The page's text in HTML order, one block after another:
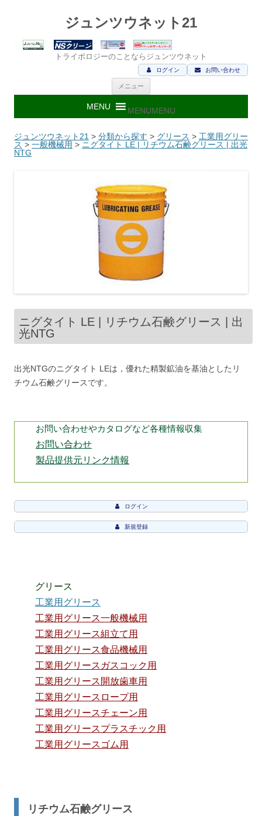
ジュンツウネット21
トライボロジーのことならジュンツウネット
お問い合わせ
ログイン
メニュー
ン
ツ
キ
ッ
MENUMENU
ジュンツウネット21 > 分類から探す > グリース > 工業用グリー
ス > 一般機械用 > ニグタイト LE | リチウム石鹸グリース | 出光
NTG
ニグタイト LE | リチウム石鹸グリース | 出
光NTG
出光NTGのニグタイト LEは，優れた精製鉱油を基油としたリ
チウム石鹸グリースです。
お問い合わせやカタログなど各種情報収集
お問い合わせ
製品提供元リンク情報
ログイン
新規登録
グリース
工業用グリース
工業用グリース一般機械用
工業用グリース組立て用
工業用グリース食品機械用
工業用グリースガスコック用
工業用グリース開放歯車用
工業用グリースロープ用
工業用グリースチェーン用
工業用グリースプラスチック用
工業用グリースゴム用
リチウム石鹸グリース